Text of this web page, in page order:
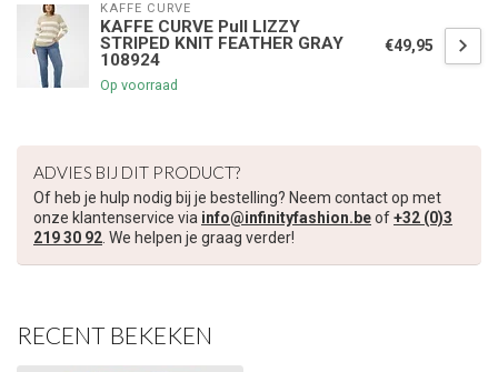
KAFFE CURVE
KAFFE CURVE Pull LIZZY
STRIPED KNIT FEATHER GRAY
108924
Op voorraad
€49,95
ADVIES BIJ DIT PRODUCT?
Of heb je hulp nodig bij je bestelling? Neem contact op met
onze klantenservice via info@infinityfashion.beof+32 (0)3
219 30 92. We helpen je graag verder!
RECENT BEKEKEN
€5,00 korting op je volgende bestelling
volgende aankoop! 😀
Je korting is geldig bij een minimale bestelwaarde van €45,00